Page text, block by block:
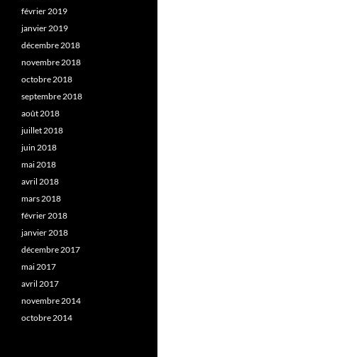
février 2019
janvier 2019
décembre 2018
novembre 2018
octobre 2018
septembre 2018
août 2018
juillet 2018
juin 2018
mai 2018
avril 2018
mars 2018
février 2018
janvier 2018
décembre 2017
mai 2017
avril 2017
novembre 2014
octobre 2014